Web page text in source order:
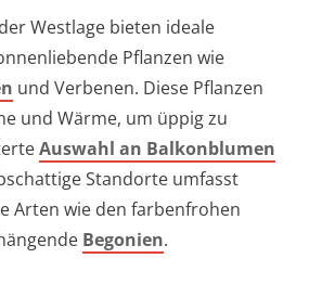
Westlage bieten ideale
Pflanzen wie
und Verbenen. Diese Pflanzen
und Wärme, um üppig zu
Auswahl an Balkonblumen
Standorte umfasst
Arten wie den farbenfrohen
Begonien.